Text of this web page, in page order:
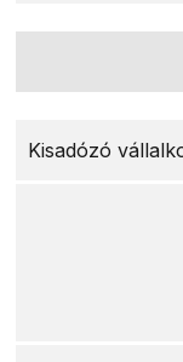
Kisadózó